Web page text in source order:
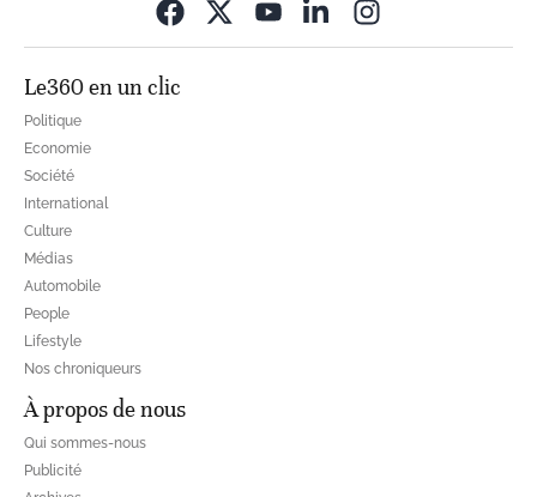
Le360 en un clic
Politique
Economie
Société
International
Culture
Médias
Automobile
People
Lifestyle
Nos chroniqueurs
À propos de nous
Qui sommes-nous
Publicité